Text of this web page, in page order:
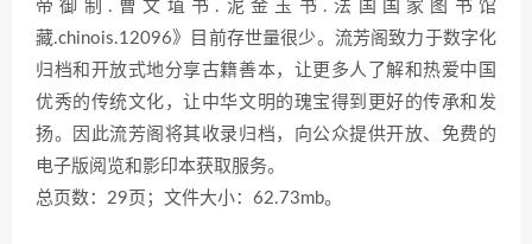
帝御制.曹文埴书.泥金玉书.法国国家图书馆
藏.chinois.12096》目前存世量很少。流芳阁致力于数字化
归档和开放式地分享古籍善本，让更多人了解和热爱中国
优秀的传统文化，让中华文明的瑰宝得到更好的传承和发
扬。因此流芳阁将其收录归档，向公众提供开放、免费的
电子版阅览和影印本获取服务。
总页数：29页；文件大小：62.73mb。